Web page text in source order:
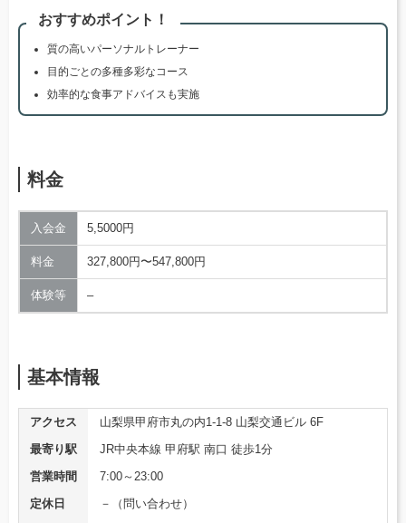
おすすめポイント！
質の高いパーソナルトレーナー
目的ごとの多種多彩なコース
効率的な食事アドバイスも実施
料金
入会金 5,5000円
料金 327,800円〜547,800円
体験等 –
基本情報
アクセス
山梨県甲府市丸の内1-1-8 山梨交通ビル 6F
最寄り駅
JR中央本線 甲府駅 南口 徒歩1分
営業時間
7:00～23:00
定休日
－（問い合わせ）